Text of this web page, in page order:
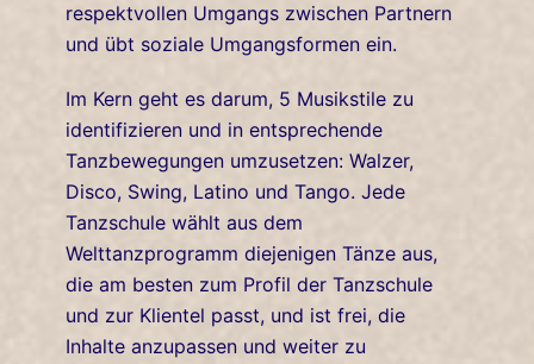
respektvollen Umgangs zwischen Partnern
und übt soziale Umgangsformen ein.
Im Kern geht es darum, 5 Musikstile zu
identifizieren und in entsprechende
Tanzbewegungen umzusetzen: Walzer,
Disco, Swing, Latino und Tango. Jede
Tanzschule wählt aus dem
Welttanzprogramm diejenigen Tänze aus,
die am besten zum Profil der Tanzschule
und zur Klientel passt, und ist frei, die
Inhalte anzupassen und weiter zu